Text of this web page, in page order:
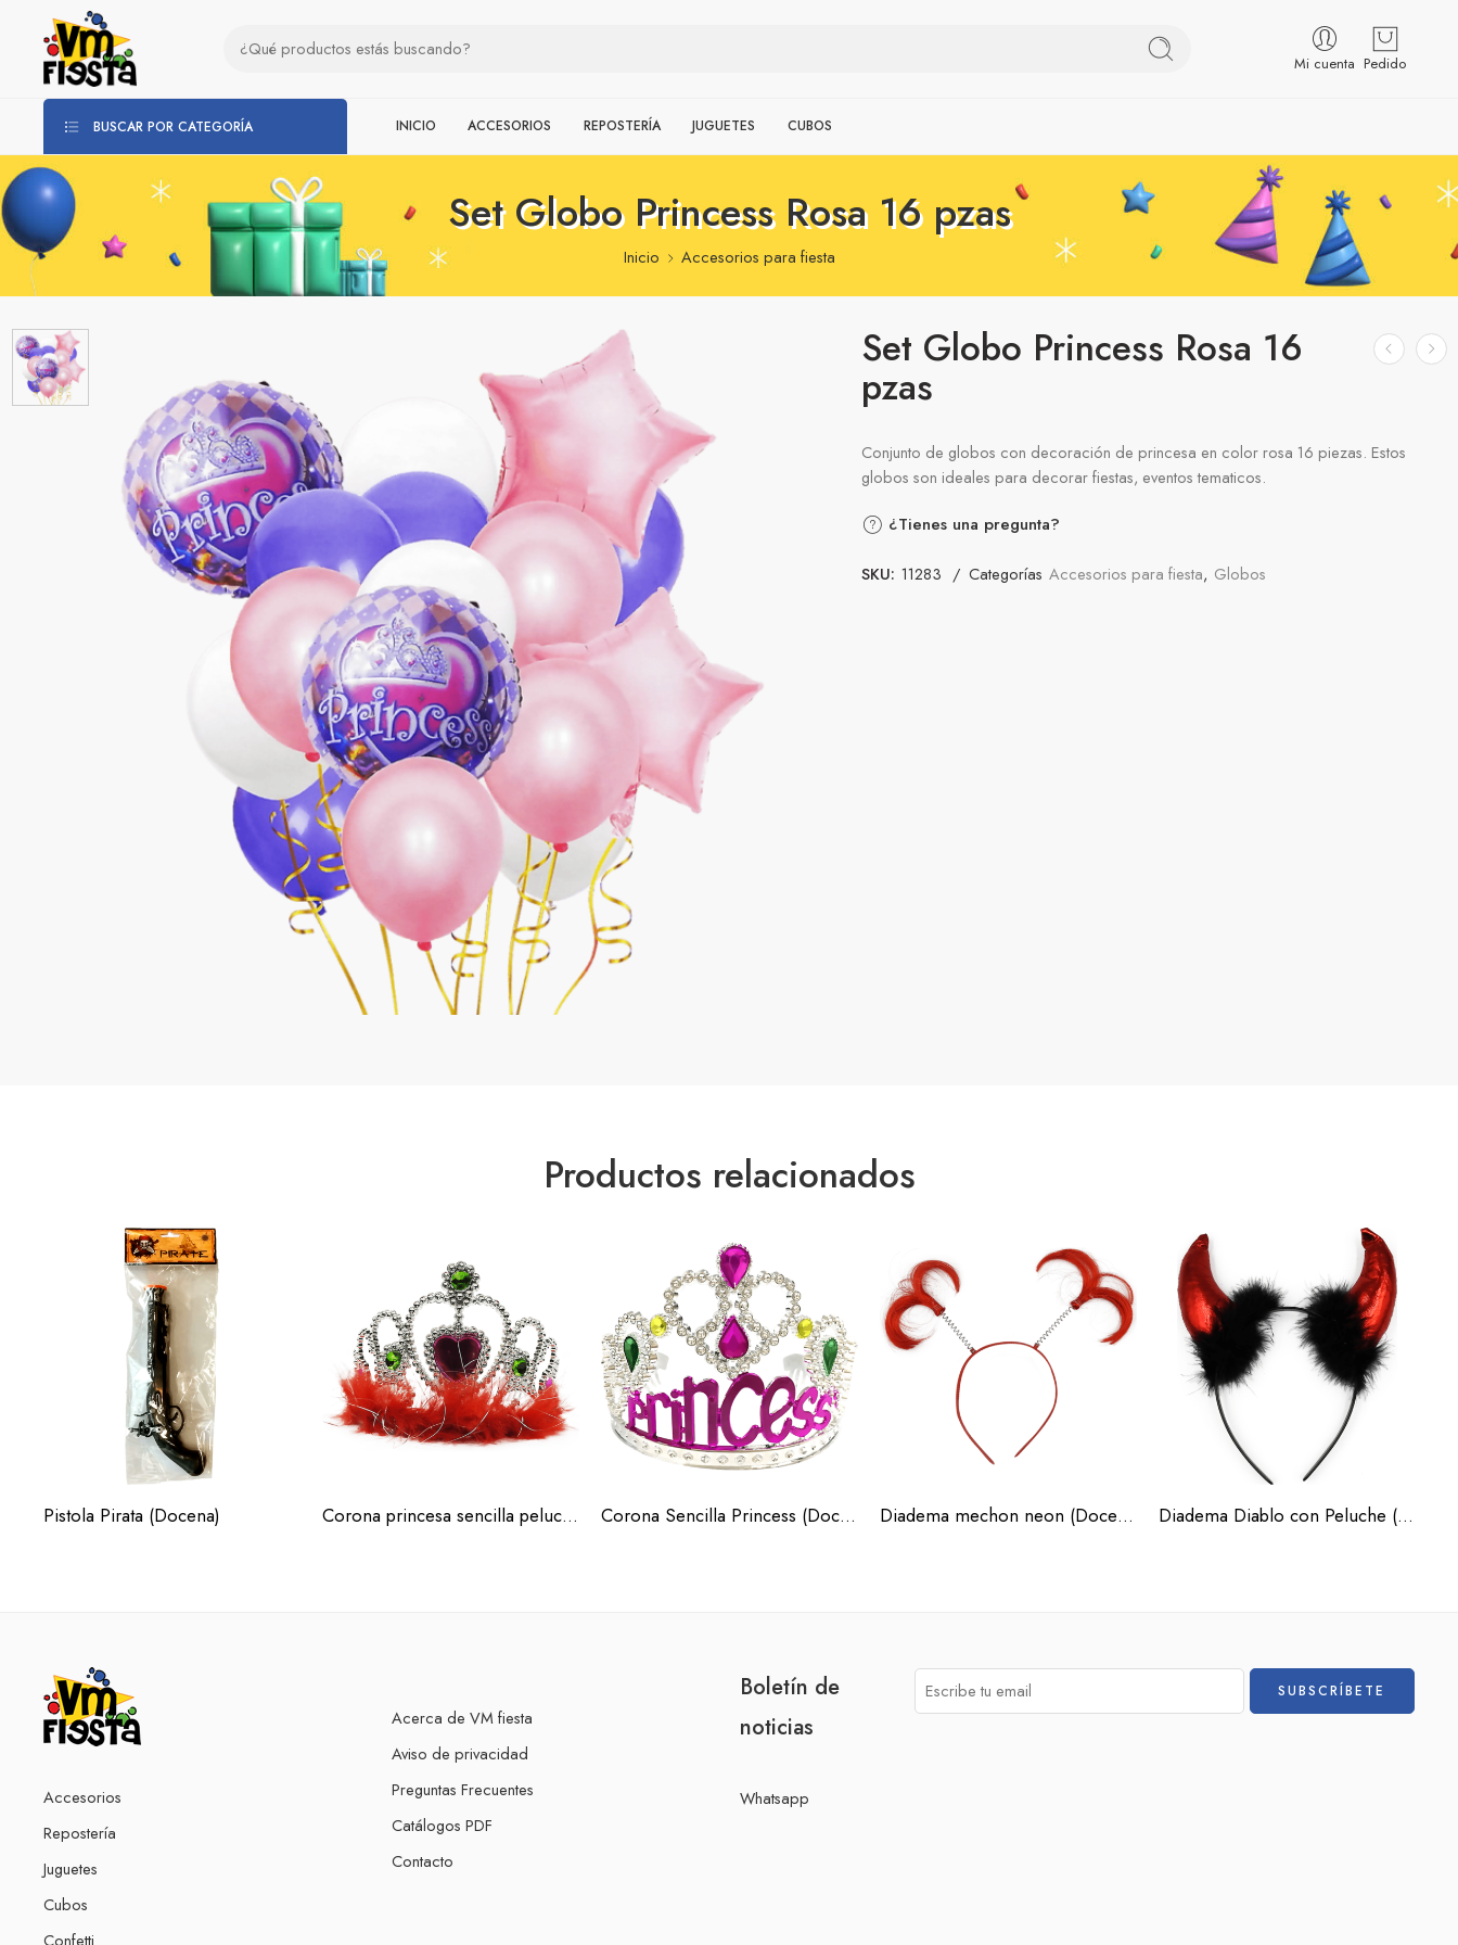
Mi cuenta Pedido
BUSCAR POR CATEGORÍA INICIO ACCESORIOS REPOSTERÍA JUGUETES CUBOS
Set Globo Princess Rosa 16 pzas
Inicio Accesorios para fiesta
Set Globo Princess Rosa 16
pzas
Conjunto de globos con decoración de princesa en color rosa 16 piezas. Estos
globos son ideales para decorar fiestas, eventos tematicos.
¿Tienes una pregunta?
SKU: 11283 Categorías Accesorios para fiesta, Globos
Productos relacionados
Pistola Pirata (Docena) Corona princesa sencilla peluche (Docena) Corona Sencilla Princess (Docena) Diadema mechon neon (Docena) Diadema Diablo con Peluche (Docena)
Accesorios
Repostería
Juguetes
Cubos
Confetti
Acerca de VM fiesta
Aviso de privacidad
Preguntas Frecuentes
Catálogos PDF
Contacto
Boletín de
noticias
Whatsapp